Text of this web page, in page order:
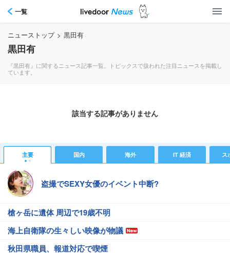
一覧
ニューストップ > 黒田有
黒田有
『黒田有』に関するニュース記事一覧。トピックスで扱われた注目ニュースを掲載し
ています。
該当する記事がありません
主要 国内 海外 IT 経済 ス
盗撮でSEXY女優のイベント中断?
槍ヶ岳に遺体 周辺で19歳不明
海上自衛隊の生々しい映像が物議
秋田県職員、報道対応で喫煙